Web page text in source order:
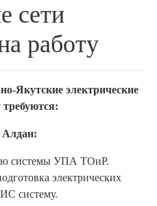
сети
работу
электрические
требуются:
Алдан:
системы УПА ТОиР.
электрических
систему.